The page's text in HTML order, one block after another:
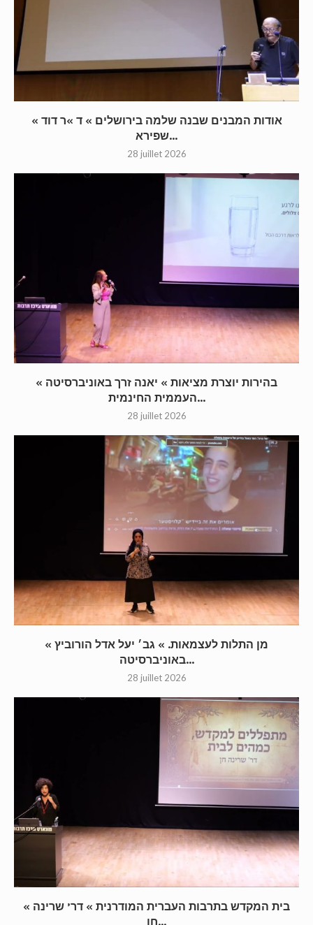
« אודות המבנים שבנה שלמה בירושלים » ד »ר דוד
שפירא...
28 juillet 2026
« בהירות יוצרת מציאות » יאנה זרך באוניברסיטה
העממית החינמית...
28 juillet 2026
« מן התלות לעצמאות. » גב׳ יעל אדל הורוביץ
באוניברסיטה...
28 juillet 2026
« בית המקדש בתרבות העברית המודרנית » דר’ שרינה
חן...